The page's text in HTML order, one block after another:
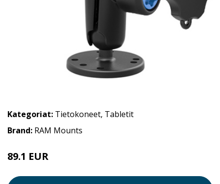
Kategoriat: Tietokoneet, Tabletit
Brand: RAM Mounts
89.1 EUR